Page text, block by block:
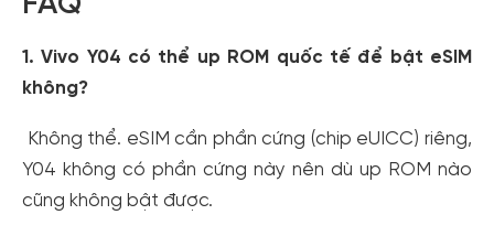
1. Vivo Y04 có thể up ROM quốc tế để bật eSIM
không?
Không thể. eSIM cần phần cứng (chip eUICC) riêng,
Y04 không có phần cứng này nên dù up ROM nào
cũng không bật được.